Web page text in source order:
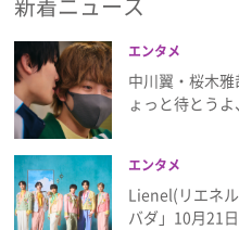
エンタメ
ライフスタイル
プレゼント
インタビュー
新着ニュース
エンタメ
中川翼・桜木
ょっと待とう
エンタメ
Lienel(リエネ
バダ」10月21